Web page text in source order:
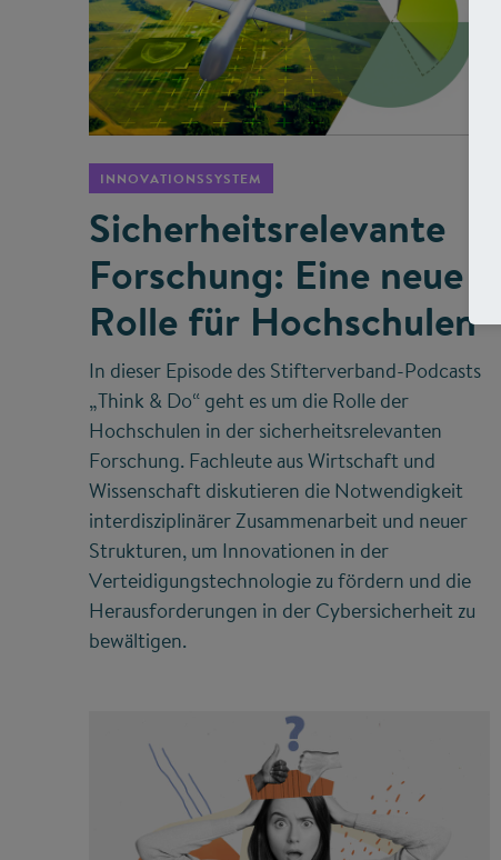
INNOVATIONSSYSTEM
Sicherheitsrelevante
Forschung: Eine neue
Rolle für Hochschulen
In dieser Episode des Stifterverband-Podcasts
„Think & Do“ geht es um die Rolle der
Hochschulen in der sicherheitsrelevanten
Forschung. Fachleute aus Wirtschaft und
Wissenschaft diskutieren die Notwendigkeit
interdisziplinärer Zusammenarbeit und neuer
Strukturen, um Innovationen in der
Verteidigungstechnologie zu fördern und die
Herausforderungen in der Cybersicherheit zu
bewältigen.